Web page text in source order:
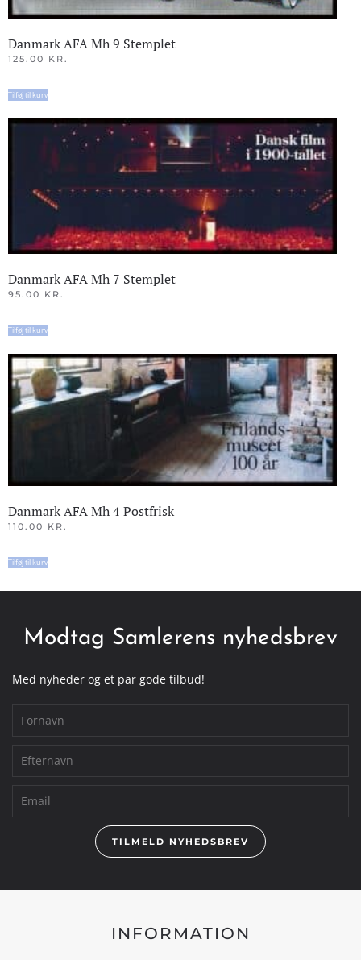
Danmark AFA Mh 9 Stemplet
125.00 KR.
Tilføj til kurv
Danmark AFA Mh 7 Stemplet
95.00 KR.
Tilføj til kurv
Danmark AFA Mh 4 Postfrisk
110.00 KR.
Tilføj til kurv
Modtag Samlerens nyhedsbrev
Med nyheder og et par gode tilbud!
TILMELD NYHEDSBREV
INFORMATION